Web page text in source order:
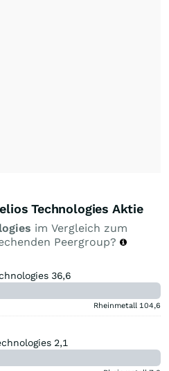
Technologies Aktie
im Vergleich zum
Peergroup?
36,6
Rheinmetall 104,6
2,1